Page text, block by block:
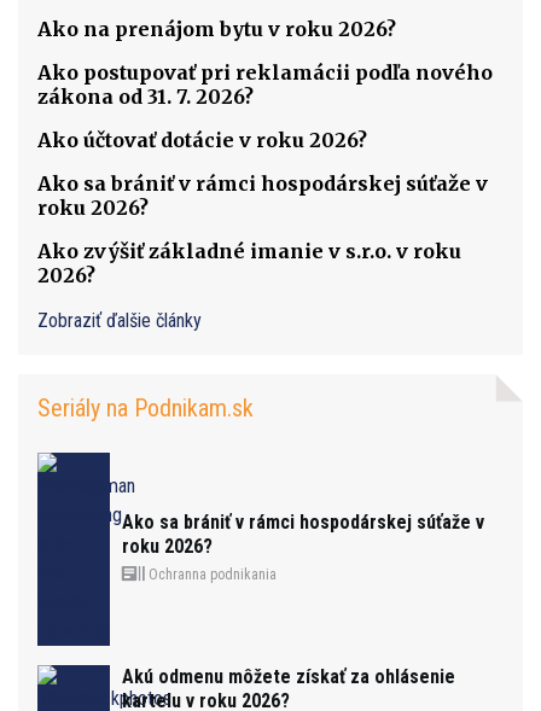
Ako na prenájom bytu v roku 2026?
Ako postupovať pri reklamácii podľa nového
zákona od 31. 7. 2026?
Ako účtovať dotácie v roku 2026?
Ako sa brániť v rámci hospodárskej súťaže v
roku 2026?
Ako zvýšiť základné imanie v s.r.o. v roku
2026?
Zobraziť ďalšie články
Seriály na Podnikam.sk
Ako sa brániť v rámci hospodárskej súťaže v
roku 2026?
Ochranna podnikania
Akú odmenu môžete získať za ohlásenie
kartelu v roku 2026?